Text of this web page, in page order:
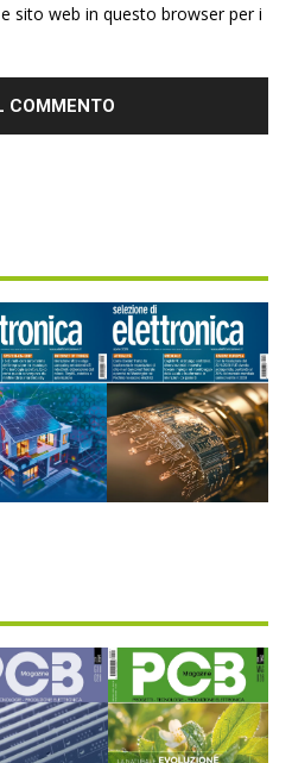
sito web in questo browser per i